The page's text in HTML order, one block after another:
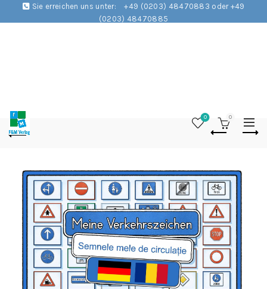
Sie erreichen uns unter:
+49 (0203) 48470883 oder +49
(0203) 48470885
0 0